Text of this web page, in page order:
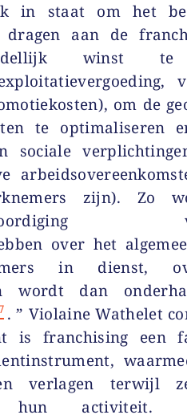
in staat om het
aan de
winst te
om de
te optimaliseren
sociale
zijn). Zo
over het
in dienst,
wordt dan
. ” Violaine Wathelet
is franchising een
verlagen terwijl
hun